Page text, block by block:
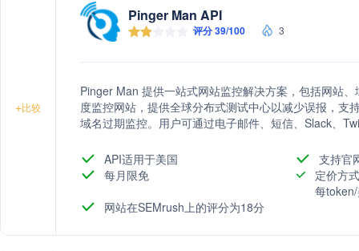
+比较
Pinger Man API
评分 39/100 3
Pinger Man 提供一站式网站监控解决方案，包括网站
度监控网站，提供全球分布式测试中心以减少误报，支
域名过期监控。用户可通过电子邮件、短信、Slack、
控、联系人、警报和维护窗口功能，助力企业业务增长
API适用于美国
支持官
每月限免
定价方
每
网站在SEMrush上的评分为18分